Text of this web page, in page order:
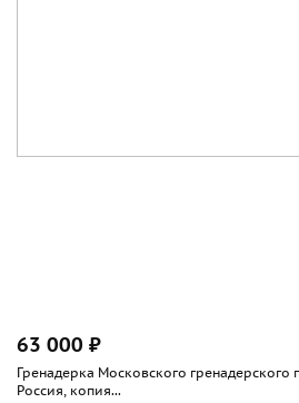
63 000 ₽
Гренадерка Московского гренадерского
Россия, копия...